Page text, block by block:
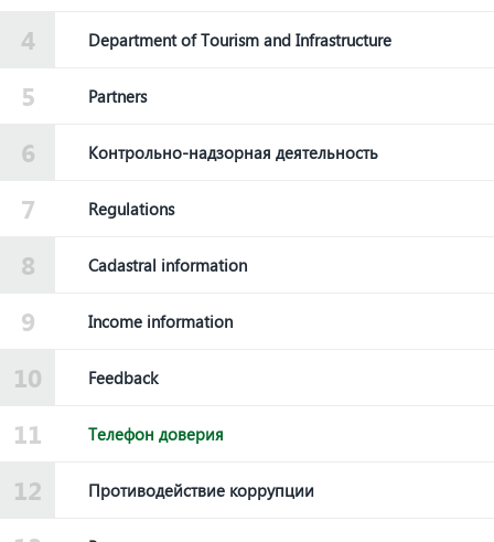
Department of Tourism and Infrastructure
Partners
Контрольно-надзорная деятельность
Regulations
Cadastral information
Income information
Feedback
Телефон доверия
Противодействие коррупции